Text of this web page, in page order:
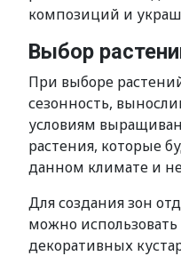
композиций и
Выбор
При выборе
сезонность,
условиям
растения, которые
данном климате и
Для создания зон
можно
декоративных